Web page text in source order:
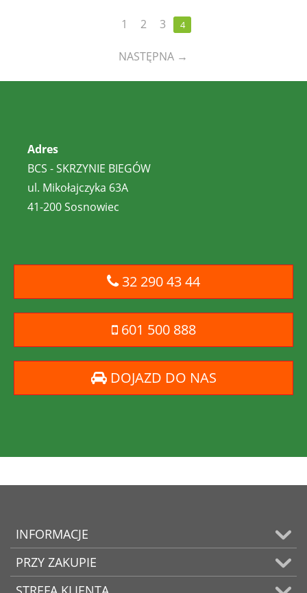
1 2 3 4
NASTĘPNA →
Adres
BCS - SKRZYNIE BIEGÓW
ul. Mikołajczyka 63A
41-200 Sosnowiec
32 290 43 44
601 500 888
DOJAZD DO NAS
INFORMACJE
PRZY ZAKUPIE